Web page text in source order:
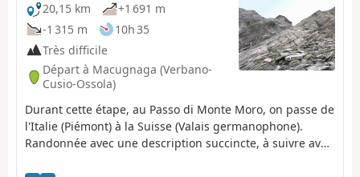
20,15 km
+1 691 m
-1 315 m
10h 35
Très difficile
Départ à Macugnaga (Verbano-
Cusio-Ossola)
Durant cette étape, au Passo di Monte Moro, on passe de
l'Italie (Piémont) à la Suisse (Valais germanophone).
Randonnée avec une description succincte, à suivre avec